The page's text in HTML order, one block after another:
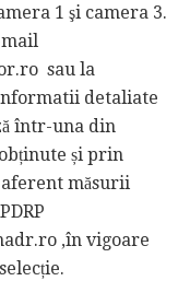
1 şi camera 3.
sau la
detaliate
într-una din
și prin
măsurii
,în vigoare